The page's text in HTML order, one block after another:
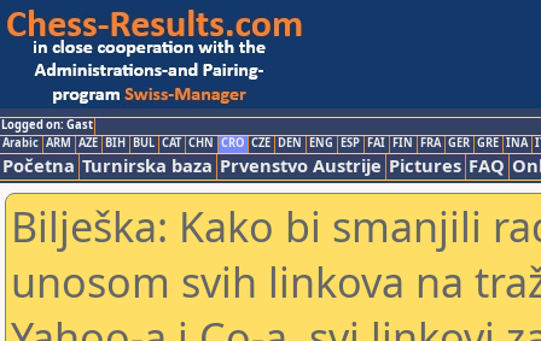
Logged on: Gast
Arabic ARM AZE BIH BUL CAT CHN CRO CZE DEN ENG ESP FAI FIN FRA GER GRE INA
Početna Turnirska baza Prvenstvo Austrije Pictures FAQ
Bilješka: Kako bi smanjili
unosom svih linkova na